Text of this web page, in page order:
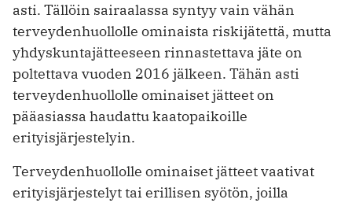
asti. Tällöin sairaalassa syntyy vain vähän
terveydenhuollolle ominaista riskijätettä, mutta
yhdyskuntajätteeseen rinnastettava jäte on
poltettava vuoden 2016 jälkeen. Tähän asti
terveydenhuollolle ominaiset jätteet on
pääasiassa haudattu kaatopaikoille
erityisjärjestelyin.
Terveydenhuollolle ominaiset jätteet vaativat
erityisjärjestelyt tai erillisen syötön, joilla